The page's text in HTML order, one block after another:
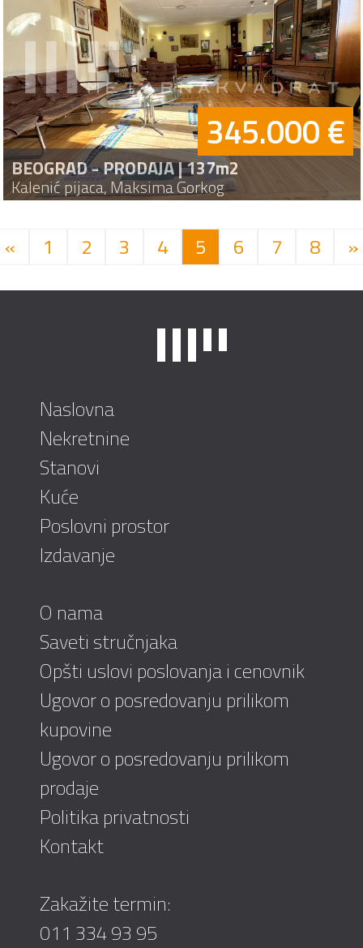
BEOGRAD - PRODAJA | 137m2
Kalenić pijaca, Maksima Gorkog
345.000 €
« 1 2 3 4 5 6 7 8 »
Naslovna
Nekretnine
Stanovi
Kuće
Poslovni prostor
Izdavanje
O nama
Saveti stručnjaka
Opšti uslovi poslovanja i cenovnik
Ugovor o posredovanju prilikom
kupovine
Ugovor o posredovanju prilikom
prodaje
Politika privatnosti
Kontakt
Zakažite termin:
011 334 93 95